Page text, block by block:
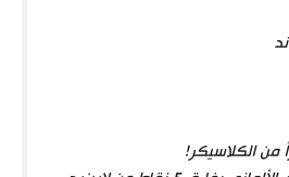
من الكلاسيكر!